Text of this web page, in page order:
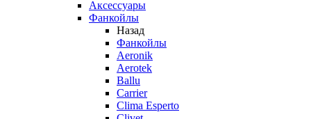
Аксессуары
Фанкойлы
Назад
Фанкойлы
Aeronik
Aerotek
Ballu
Carrier
Clima Esperto